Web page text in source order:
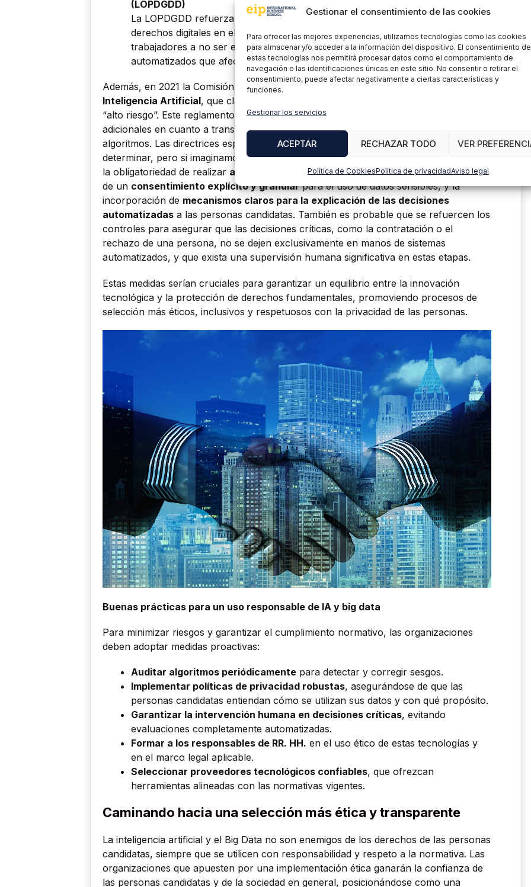
Gestionar el consentimiento de las cookies
Para ofrecer las mejores experiencias, utilizamos tecnologías como las cookies
para almacenar y/o acceder a la información del dispositivo. El consentimiento de
estas tecnologías nos permitirá procesar datos como el comportamiento de
navegación o las identificaciones únicas en este sitio. No consentir o retirar el
consentimiento, puede afectar negativamente a ciertas características y
funciones.
Gestionar los servicios
ACEPTAR RECHAZAR TODO VER
Política de CookiesPolítica de privacidadAviso legal
(LOPDGDD)
La LOPDGDD refuerza el RGPD en España e introduce aspectos como los
derechos digitales en el ámbito laboral. Esto incluye el derecho de los
trabajadores a no ser evaluados exclusivamente mediante procesos
automatizados que afecten significativamente sus derechos.
Además, en 2021 la Comisión Europea presentó una propuesta de Reglamento de
Inteligencia Artificial, que clasifica el uso de la IA en selección de personal como
“alto riesgo”. Este reglamento, aún en desarrollo, podría imponer requisitos
adicionales en cuanto a transparencia, auditorías y control de sesgos en los
algoritmos. Las directrices específicas de este reglamento están todavía por
determinar, pero si imaginamos qué podría regular, se podrían incluir medidas como
la obligatoriedad de realizar auditorías independientesde los algoritmos, la exigencia
de un consentimiento explícito y granularpara el uso de datos sensibles, y la
incorporación de mecanismos claros para la explicación de las decisiones
automatizadas a las personas candidatas. También es probable que se refuercen los
controles para asegurar que las decisiones críticas, como la contratación o el
rechazo de una persona, no se dejen exclusivamente en manos de sistemas
automatizados, y que exista una supervisión humana significativa en estas etapas.
Estas medidas serían cruciales para garantizar un equilibrio entre la innovación
tecnológica y la protección de derechos fundamentales, promoviendo procesos de
selección más éticos, inclusivos y respetuosos con la privacidad de las personas.
Buenas prácticas para un uso responsable de IA y big data
Para minimizar riesgos y garantizar el cumplimiento normativo, las organizaciones
deben adoptar medidas proactivas:
Auditar algoritmos periódicamente para detectar y corregir sesgos.
Implementar políticas de privacidad robustas, asegurándose de que las
personas candidatas entiendan cómo se utilizan sus datos y con qué propósito.
Garantizar la intervención humana en decisiones críticas, evitando
evaluaciones completamente automatizadas.
Formar a los responsables de RR. HH. en el uso ético de estas tecnologías y
en el marco legal aplicable.
Seleccionar proveedores tecnológicos confiables, que ofrezcan
herramientas alineadas con las normativas vigentes.
Caminando hacia una selección más ética y transparente
La inteligencia artificial y el Big Data no son enemigos de los derechos de las personas
candidatas, siempre que se utilicen con responsabilidad y respeto a la normativa. Las
organizaciones que apuesten por una implementación ética ganarán la confianza de
las personas candidatas y de la sociedad en general, posicionándose como una